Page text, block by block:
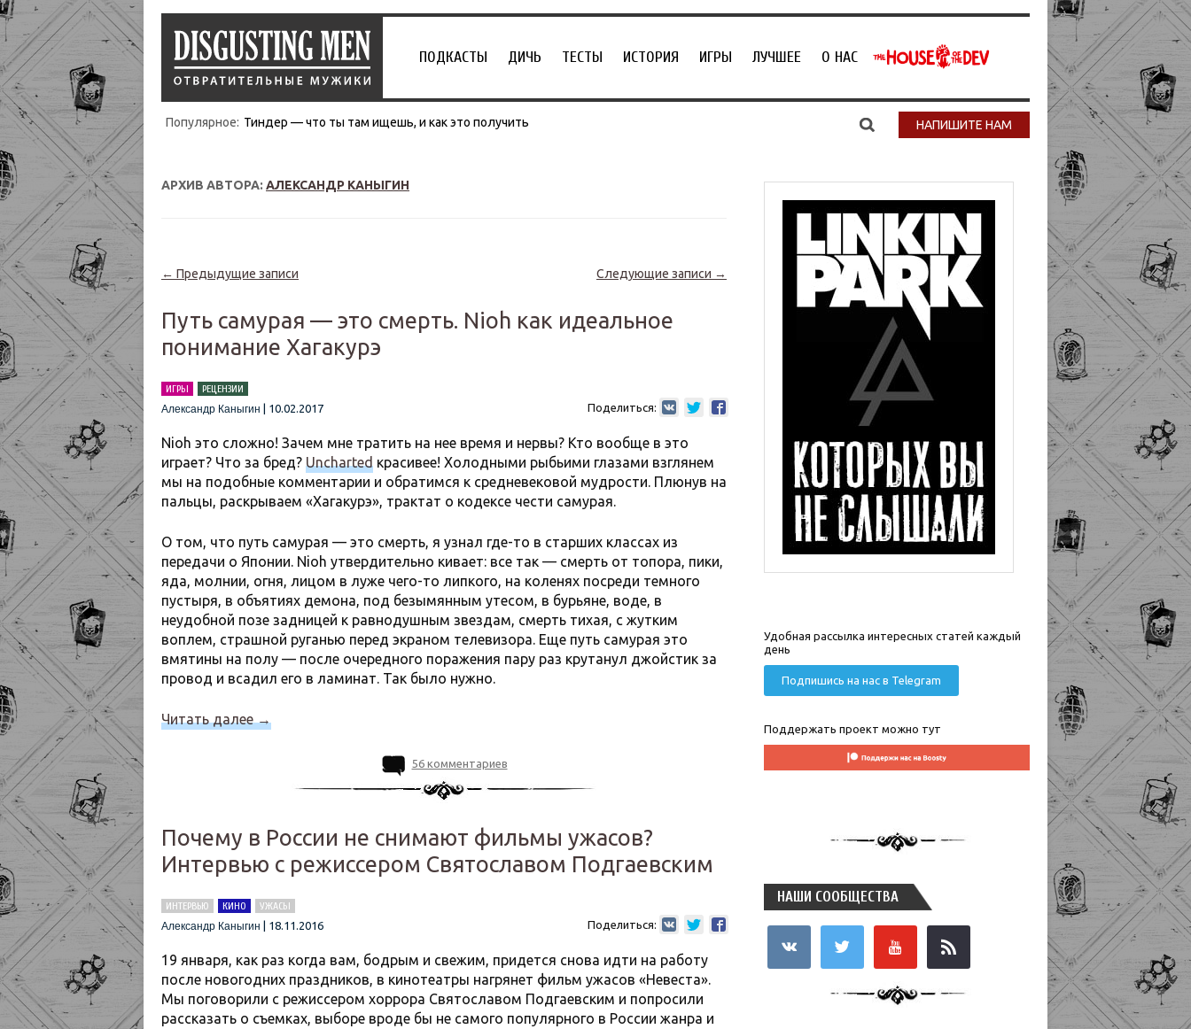
ПОДКАСТЫ ДИЧЬ ТЕСТЫ ИСТОРИЯ ИГРЫ ЛУЧШЕЕ О НАС
Популярное: Тиндер — что ты там ищешь, и как это получить НАПИШИТЕ НАМ
АРХИВ АВТОРА: АЛЕКСАНДР КАНЫГИН
Навигация по записям
← Предыдущие записи Следующие записи →
Путь самурая — это смерть. Nioh как идеальное
понимание Хагакурэ
ИГРЫ
РЕЦЕНЗИИ
Александр Каныгин
10.02.2017 Поделиться:
Nioh это сложно! Зачем мне тратить на нее время и нервы? Кто вообще в это
играет? Что за бред? Uncharted красивее! Холодными рыбьими глазами взглянем
мы на подобные комментарии и обратимся к средневековой мудрости. Плюнув на
пальцы, раскрываем «Хагакурэ», трактат о кодексе чести самурая.
О том, что путь самурая — это смерть, я узнал где-то в старших классах из
передачи о Японии. Nioh утвердительно кивает: все так — смерть от топора, пики,
яда, молнии, огня, лицом в луже чего-то липкого, на коленях посреди темного
пустыря, в объятиях демона, под безымянным утесом, в бурьяне, воде, в
неудобной позе задницей к равнодушным звездам, смерть тихая, с жутким
воплем, страшной руганью перед экраном телевизора. Еще путь самурая это
вмятины на полу — после очередного поражения пару раз крутанул джойстик за
провод и всадил его в ламинат. Так было нужно.
Читать далее→
56 комментариев
Почему в России не снимают фильмы ужасов?
Интервью с режиссером Святославом Подгаевским
ИНТЕРВЬЮ КИНО
УЖАСЫ
Александр Каныгин
18.11.2016 Поделиться:
19 января, как раз когда вам, бодрым и свежим, придется снова идти на работу
после новогодних праздников, в кинотеатры нагрянет фильм ужасов «Невеста».
Мы поговорили с режиссером хоррора Святославом Подгаевским и попросили
рассказать о съемках, выборе вроде бы не самого популярного в России жанра и
Удобная рассылка интересных статей каждый
день
Подпишись на нас в Telegram
Поддержать проект можно тут
НАШИ СООБЩЕСТВА